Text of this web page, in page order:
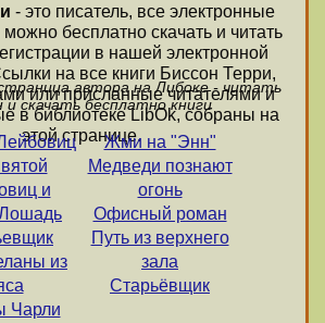
- это писатель, все электронные
можно бесплатно скачать и читать
в нашей электронной
на все книги Биссон Терри,
или присланные читателями и
в библиотеке LibOk, собраны на
этой странице.
автора на Либоке - читать
и скачать бесплатно книги
и
из
Чарли
Жми на "Энн"
Медведи познают
огонь
Офисный роман
Путь из верхнего
зала
Старьёвщик